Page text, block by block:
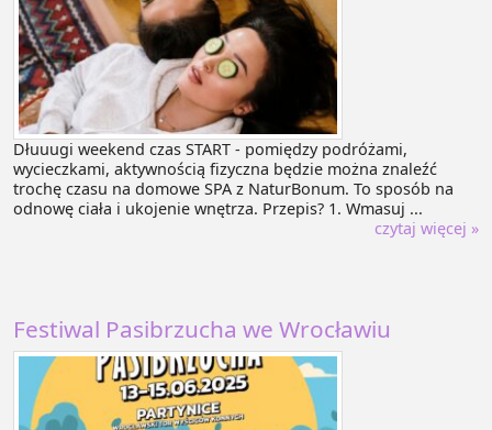
Dłuuugi weekend czas START - pomiędzy podróżami,
wycieczkami, aktywnością fizyczna będzie można znaleźć
trochę czasu na domowe SPA z NaturBonum. To sposób na
odnowę ciała i ukojenie wnętrza. Przepis? 1. Wmasuj ...
czytaj więcej »
Festiwal Pasibrzucha we Wrocławiu